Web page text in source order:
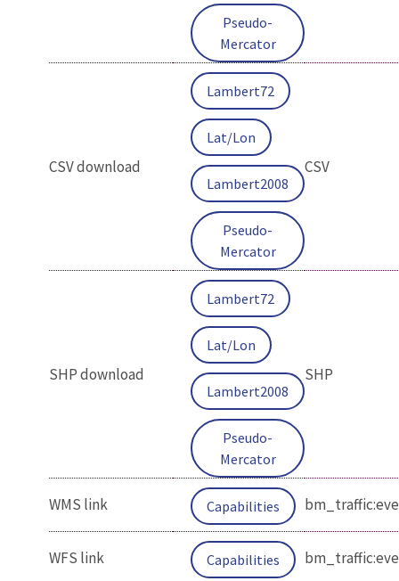
Pseudo-
Mercator
CSV download
Lambert72
Lat/Lon
Lambert2008
Pseudo-
Mercator
CSV
SHP download
Lambert72
Lat/Lon
Lambert2008
Pseudo-
Mercator
SHP
WMS link Capabilities
WFS link Capabilities